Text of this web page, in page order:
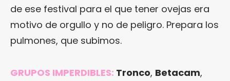
de ese festival para el que tener ovejas era
motivo de orgullo y no de peligro. Prepara los
pulmones, que subimos.
GRUPOS IMPERDIBLES: Tronco, Betacam,